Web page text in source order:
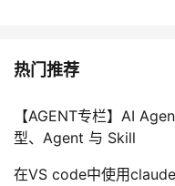
热门推荐
【AGENT专栏】AI
型、Agent 与 Skill
在VS code中使用